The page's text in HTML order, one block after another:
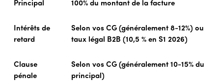
Principal 100% du montant de la facture
Intérêts de
retard
Selon vos CG (généralement 8-12%) ou
taux légal B2B (10,5 % en S1 2026)
Clause
pénale
Selon vos CG (généralement 10-15% du
principal)